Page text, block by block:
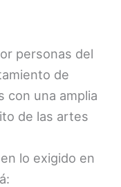
personas del
de
con una amplia
de las artes
lo exigido en